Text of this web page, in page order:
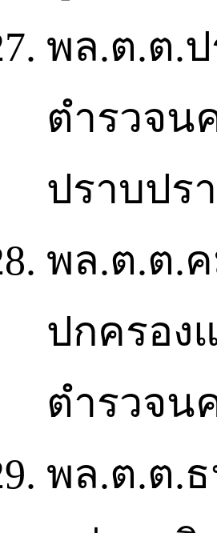
พล.ต.ต.
ตำรวจน
ปราบปร
พล.ต.ต.
ปกครอง
ตำรวจน
พล.ต.ต.